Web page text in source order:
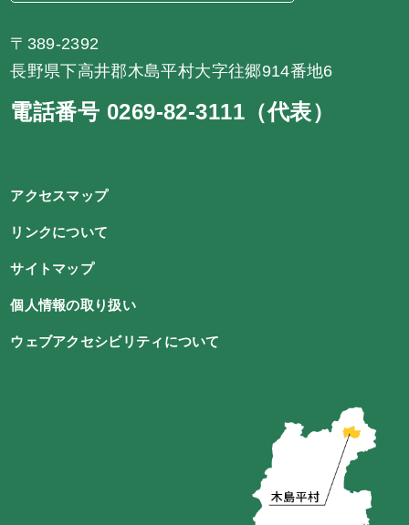
〒389-2392
長野県下高井郡木島平村大字往郷914番地6
電話番号 0269-82-3111（代表）
アクセスマップ
リンクについて
サイトマップ
個人情報の取り扱い
ウェブアクセシビリティについて